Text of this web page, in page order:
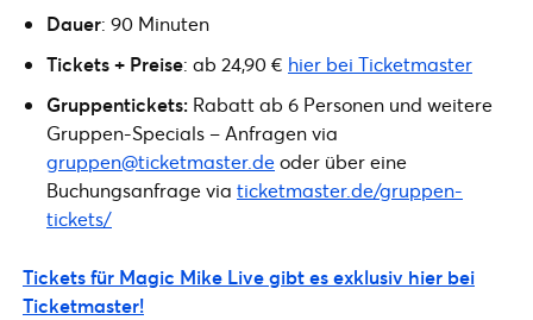
Dauer: 90 Minuten
Tickets + Preise: ab 24,90 € hier bei Ticketmaster
Gruppentickets: Rabatt ab 6 Personen und weitere
Gruppen-Specials – Anfragen via
gruppen@ticketmaster.deoder über eine
Buchungsanfrage via ticketmaster.de/gruppen-
tickets/
Tickets für Magic Mike Live gibt es exklusiv hier bei
Ticketmaster!